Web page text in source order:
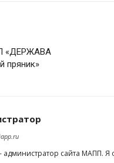
«ДЕРЖАВА
пряник»
администратор сайта МАПП.